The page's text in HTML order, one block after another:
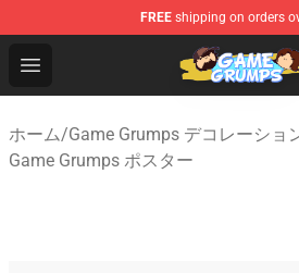
FREE shipping on orders
Open menu
Game Grumps Shop - Official
ホーム/Game Grumps デコレーショ
Game Grumps ポスター